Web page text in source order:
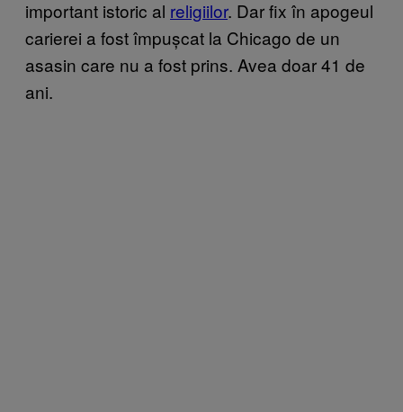
important istoric al religiilor. Dar fix în apogeul
carierei a fost împușcat la Chicago de un
asasin care nu a fost prins. Avea doar 41 de
ani.